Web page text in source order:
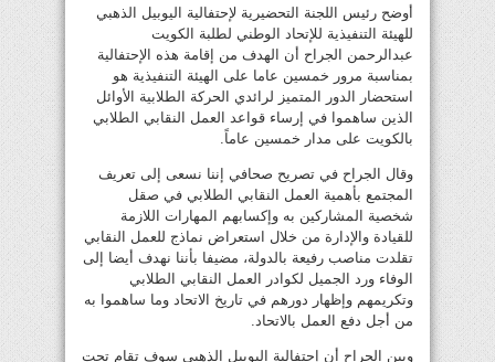
أوضح رئيس اللجنة التحضيرية لإحتفالية اليوبيل الذهبي
للهيئة التنفيذية للإتحاد الوطني لطلبة الكويت
عبدالرحمن الجراح أن الهدف من إقامة هذه الإحتفالية
بمناسبة مرور خمسين عاما على الهيئة التنفيذية هو
استحضار الدور المتميز لرائدي الحركة الطلابية الأوائل
الذين ساهموا في إرساء قواعد العمل النقابي الطلابي
بالكويت على مدار خمسين عاماً.
وقال الجراح في تصريح صحافي إننا نسعى إلى تعريف
المجتمع بأهمية العمل النقابي الطلابي في صقل
شخصية المشاركين به وإكسابهم المهارات اللازمة
للقيادة والإدارة من خلال استعراض نماذج للعمل النقابي
تقلدت مناصب رفيعة بالدولة، مضيفا بأننا نهدف أيضا إلى
الوفاء ورد الجميل لكوادر العمل النقابي الطلابي
وتكريمهم وإظهار دورهم في تاريخ الاتحاد وما ساهموا به
من أجل دفع العمل بالاتحاد.
وبين الجراح أن إحتفالية اليوبيل الذهبي سوف تقام تحت